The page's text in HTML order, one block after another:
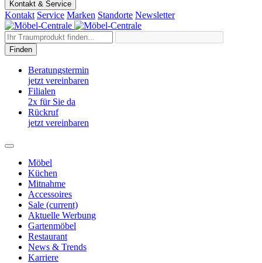
Kontakt & Service
Kontakt Service Marken Standorte Newsletter
Finden
Beratungstermin
jetzt vereinbaren
Filialen
2x für Sie da
Rückruf
jetzt vereinbaren
Möbel
Küchen
Mitnahme
Accessoires
Sale (current)
Aktuelle Werbung
Gartenmöbel
Restaurant
News & Trends
Karriere